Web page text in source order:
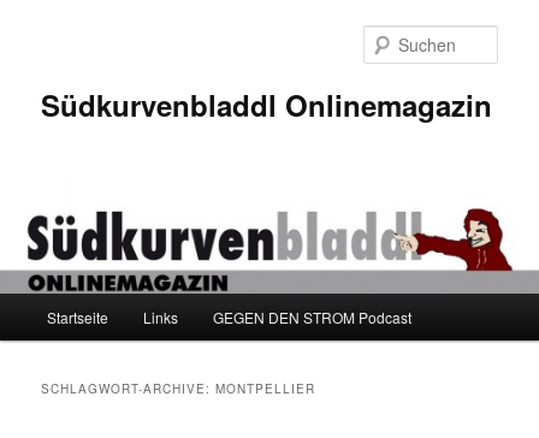
Südkurvenbladdl Onlinemagazin
Startseite Links GEGEN DEN STROM Podcast
SCHLAGWORT-ARCHIVE:MONTPELLIER